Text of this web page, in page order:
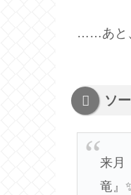
……あと
ソ
来月
竜』